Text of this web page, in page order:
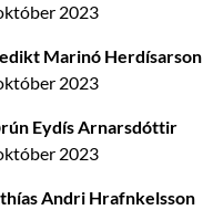
2023
Marinó Herdísarson
2023
Eydís Arnarsdóttir
2023
Andri Hrafnkelsson